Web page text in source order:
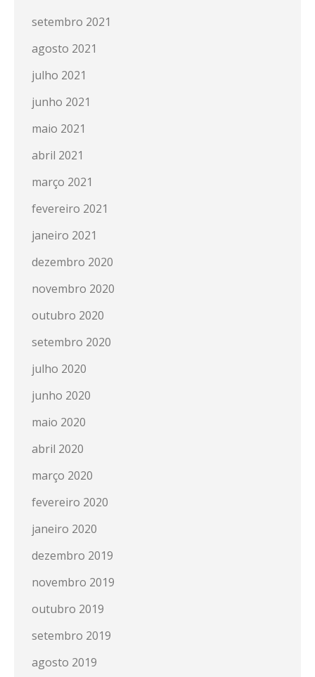
setembro 2021
agosto 2021
julho 2021
junho 2021
maio 2021
abril 2021
março 2021
fevereiro 2021
janeiro 2021
dezembro 2020
novembro 2020
outubro 2020
setembro 2020
julho 2020
junho 2020
maio 2020
abril 2020
março 2020
fevereiro 2020
janeiro 2020
dezembro 2019
novembro 2019
outubro 2019
setembro 2019
agosto 2019